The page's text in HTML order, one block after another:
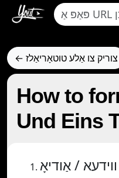
← צוריק צו אַלע טוטאָריאַלז
How to
Und Eins
ווידעא / אַודיאָ